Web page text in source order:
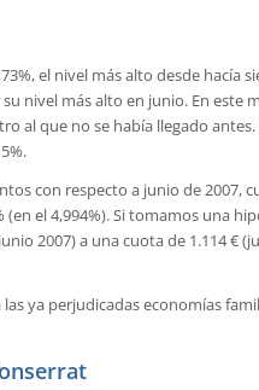
el nivel más alto desde
nivel más alto en junio. En este
al que no se había llegado
con respecto a junio de 2007,
el 4,994%). Si tomamos una
2007) a una cuota de 1.114 €
ya perjudicadas economías